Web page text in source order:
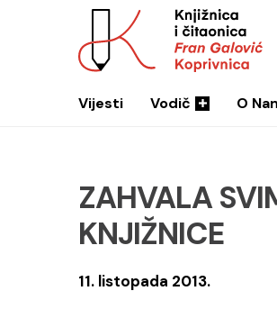
Vijesti Vodič O
ZAHVALA
KNJIŽNICE
11. listopada 2013.